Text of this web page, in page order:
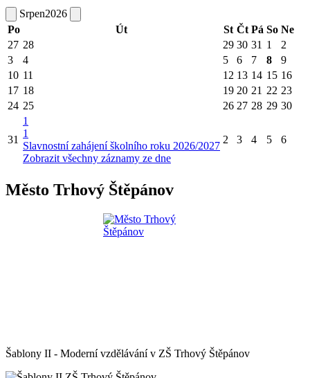
Srpen2026
Po
Út St Čt Pá So Ne
27 28 29 30 31 1
2
3
4 5 6 7 8
9
10 11 12 13 14 15 16
17 18 19 20 21 22 23
24 25 26 27 28 29 30
31
1
1
Slavnostní zahájení školního roku 2026/2027
Zobrazit všechny záznamy ze dne
2 3 4 5 6
Město Trhový Štěpánov
Šablony II - Moderní vzdělávání v ZŠ Trhový Štěpánov